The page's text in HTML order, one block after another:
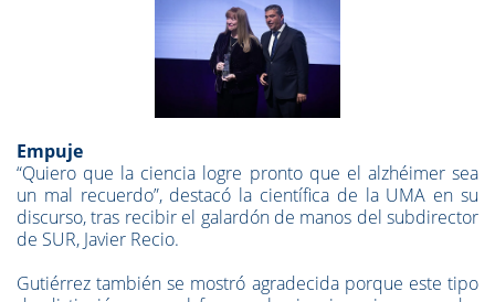
Empuje
“Quiero que la ciencia logre pronto que el alzhéimer sea
un mal recuerdo”, destacó la científica de la UMA en su
discurso, tras recibir el galardón de manos del subdirector
de SUR, Javier Recio.
Gutiérrez también se mostró agradecida porque este tipo